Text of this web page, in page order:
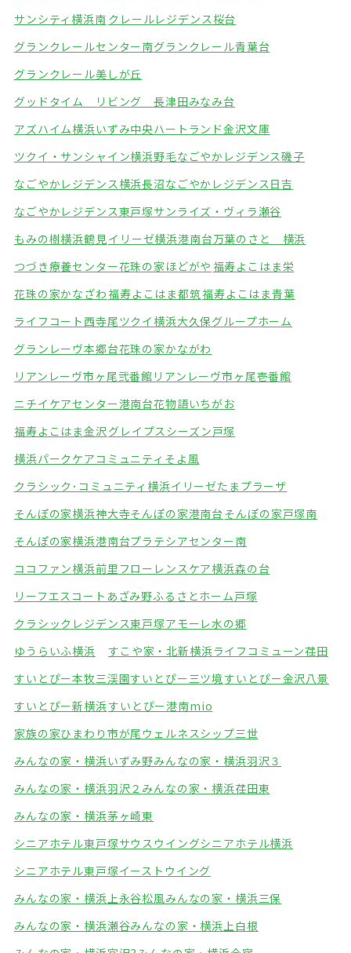
サンシティ横浜南 クレールレジデンス桜台
グランクレールセンター南グランクレール青葉台
グランクレール美しが丘
グッドタイム リビング 長津田みなみ台
アズハイム横浜いずみ中央ハートランド金沢文庫
ツクイ・サンシャイン横浜野毛なごやかレジデンス磯子
なごやかレジデンス横浜長沼なごやかレジデンス日吉
なごやかレジデンス東戸塚サンライズ・ヴィラ瀬谷
もみの樹横浜鶴見イリーゼ横浜港南台万葉のさと 横浜
つづき療養センター花珠の家ほどがや 福寿よこはま栄
花珠の家かなざわ福寿よこはま都筑福寿よこはま青葉
ライフコート西寺尾ツクイ横浜大久保グループホーム
グランレーヴ本郷台花珠の家かながわ
リアンレーヴ市ヶ尾弐番館 リアンレーヴ市ヶ尾壱番館
ニチイケアセンター港南台花物語いちがお
福寿よこはま金沢グレイプスシーズン戸塚
横浜パークケアコミュニティそよ風
クラシック･コミュニティ横浜イリーゼたまプラーザ
そんぽの家横浜神大寺そんぽの家港南台そんぽの家戸塚南
そんぽの家横浜港南台プラテシアセンター南
ココファン横浜前里 フローレンスケア横浜森の台
リーフエスコートあざみ野ふるさとホーム戸塚
クラシックレジデンス東戸塚アモーレ水の郷
ゆうらいふ横浜
すこや家・北新横浜ライフコミューン荏田
すいとぴー本牧三渓園すいとぴー三ツ境すいとぴー金沢八景
すいとぴー新横浜すいとぴー港南mio
家族の家ひまわり市が尾 ウェルネスシップ三世
みんなの家・横浜いずみ野みんなの家・横浜羽沢３
みんなの家・横浜羽沢２ みんなの家・横浜荏田東
みんなの家・横浜茅ヶ崎東
シニアホテル東戸塚サウスウイングシニアホテル横浜
シニアホテル東戸塚イーストウイング
みんなの家・横浜上永谷松風みんなの家・横浜三保
みんなの家・横浜瀬谷みんなの家・横浜上白根